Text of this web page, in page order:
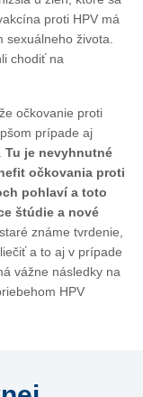
proti HPV má
života.
chodiť na
očkovanie proti
prípade aj
Tu je nevyhnutné
očkovania proti
pohlaví a toto
štúdie a nové
známe tvrdenie,
a to aj v prípade
vážne následky na
HPV